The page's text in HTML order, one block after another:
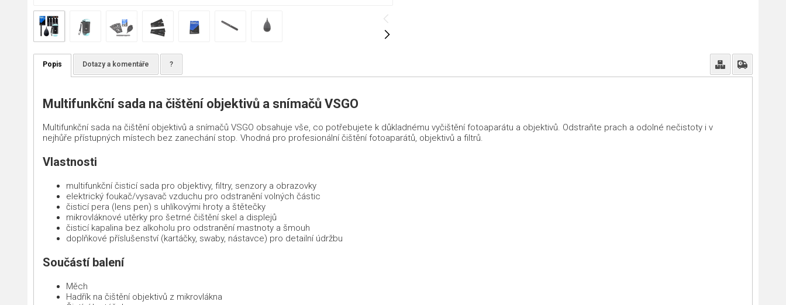
Popis Dotazy a komentáře ?
Multifunkční sada na čištění objektivů a snímačů VSGO
Multifunkční sada na čištění objektivů a snímačů VSGO obsahuje vše, co potřebujete k důkladnému vyčištění fotoaparátu a objektivů. Odstraňte prach a odolné nečistoty i v
nejhůře přístupných místech bez zanechání stop. Vhodná pro profesionální čištění fotoaparátů, objektivů a filtrů.
Vlastnosti
multifunkční čisticí sada pro objektivy, filtry, senzory a obrazovky
elektrický foukač/vysavač vzduchu pro odstranění volných částic
čisticí pera (lens pen) s uhlíkovými hroty a štětečky
mikrovláknové utěrky pro šetrné čištění skel a displejů
čisticí kapalina bez alkoholu pro odstranění mastnoty a šmouh
doplňkové příslušenství (kartáčky, swaby, nástavce) pro detailní údržbu
Součástí balení
Měch
Hadřík na čištění objektivů z mikrovlákna